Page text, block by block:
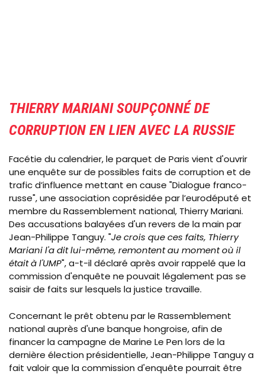
THIERRY MARIANI SOUPÇONNÉ DE
CORRUPTION EN LIEN AVEC LA RUSSIE
Facétie du calendrier, le parquet de Paris vient d'ouvrir
une enquête sur de possibles faits de corruption et de
trafic d’influence mettant en cause "Dialogue franco-
russe", une association coprésidée par l’eurodéputé et
membre du Rassemblement national, Thierry Mariani.
Des accusations balayées d'un revers de la main par
Jean-Philippe Tanguy. "Je crois que ces faits, Thierry
Mariani l'a dit lui-même, remontent au moment où il
était à l'UMP", a-t-il déclaré après avoir rappelé que la
commission d'enquête ne pouvait légalement pas se
saisir de faits sur lesquels la justice travaille.
Concernant le prêt obtenu par le Rassemblement
national auprès d'une banque hongroise, afin de
financer la campagne de Marine Le Pen lors de la
dernière élection présidentielle, Jean-Philippe Tanguy a
fait valoir que la commission d'enquête pourrait être